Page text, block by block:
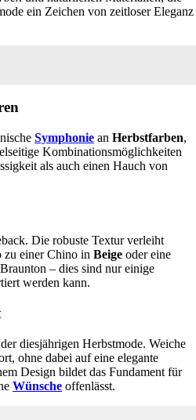
ein Zeichen von zeitloser Eleganz
Symphonie an Herbstfarben,
Kombinationsmöglichkeiten
als auch einen Hauch von
Die robuste Textur verleiht
zu einer Chino in Beige oder eine
– dies sind nur einige
werden kann.
diesjährigen Herbstmode. Weiche
ohne dabei auf eine elegante
Design bildet das Fundament für
Wünsche offenlässt.